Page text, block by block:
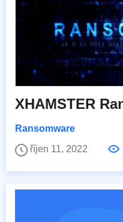
XHAMSTER
Ransomware
říjen 11, 2022